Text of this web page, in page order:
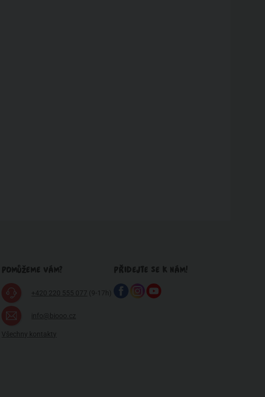
POMŮŽEME VÁM?
+420 220 555 077 (9-17h)
info@biooo.cz
Všechny kontakty
PŘIDEJTE SE K NÁM!